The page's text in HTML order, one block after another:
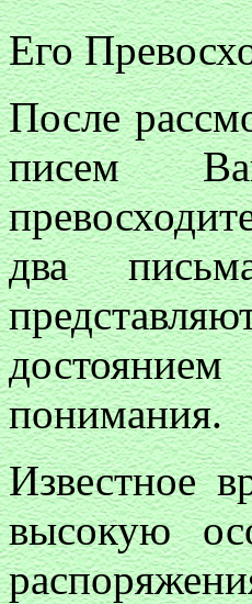
Его
После
писем
два
понимания.
Известное
высокую